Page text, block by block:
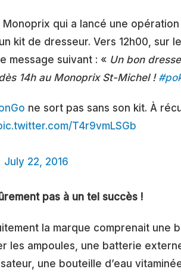
Monoprix qui a lancé une
kit de dresseur. Vers 12h00, sur
message suivant : « Un bon
14h au Monoprix St-Michel ! #
ne sort pas sans son kit. À
T4r9vmLSGb
July 22, 2016
pas à un tel succès !
la marque comprenait une
les ampoules, une batterie
une bouteille d’eau